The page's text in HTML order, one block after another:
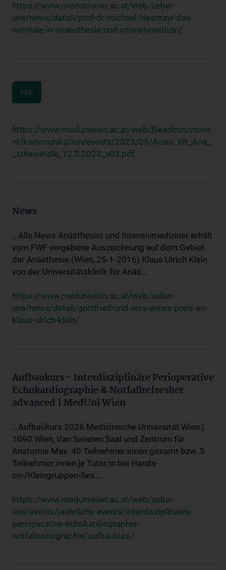
https://www.meduniwien.ac.at/web/ueber-
uns/news/detail/prof-dr-michael-hiesmayr-das-
normale-in-anaesthesie-und-intensivmedizin/
PDF
https://www.meduniwien.ac.at/web/fileadmin/conte
nt/kommunikation/events/2023/05/Aviso_Wr_Ana_
_sthesietalk_12.5.2023_v03.pdf
News
...Alle News Anästhesist und Intensivmediziner erhält
vom FWF vergebene Auszeichnung auf dem Gebiet
der Anästhesie (Wien, 25-1-2016) Klaus Ulrich Klein
von der Universitätsklinik für Anäs...
https://www.meduniwien.ac.at/web/ueber-
uns/news/detail/gottfried-und-vera-weiss-preis-an-
klaus-ulrich-klein/
Aufbaukurs - Interdisziplinäre Perioperative
Echokardiographie & Notfallrefresher
advanced | MedUni Wien
...Aufbaukurs 2026 Medizinische Universität Wien |
1090 Wien, Van Swieten Saal und Zentrum für
Anatomie Max. 40 Teilnehmer:innen gesamt bzw. 5
Teilnehmer:innen je Tutor:in bei Hands-
on-/Kleingruppen-Ses...
https://www.meduniwien.ac.at/web/ueber-
uns/events/jaehrliche-events/interdisziplinaere-
perioperative-echokardiographie-
notfallsonographie/aufbaukurs/